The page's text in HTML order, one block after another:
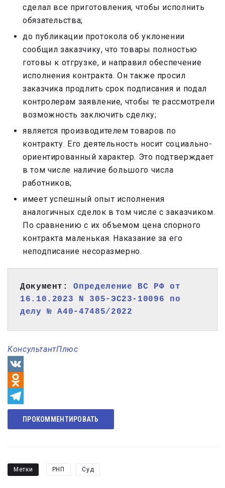
сделал все приготовления, чтобы исполнить
обязательства;
до публикации протокола об уклонении
сообщил заказчику, что товары полностью
готовы к отгрузке, и направил обеспечение
исполнения контракта. Он также просил
заказчика продлить срок подписания и подал
контролерам заявление, чтобы те рассмотрели
возможность заключить сделку;
является производителем товаров по
контракту. Его деятельность носит социально-
ориентированный характер. Это подтверждает
в том числе наличие большого числа
работников;
имеет успешный опыт исполнения
аналогичных сделок в том числе с заказчиком.
По сравнению с их объемом цена спорного
контракта маленькая. Наказание за его
неподписание несоразмерно.
Документ: Определение ВС РФ от
16.10.2023 N 305-ЭС23-10096 по
делу № А40-47485/2022
КонсультантПлюс
VK
Odnoklassniki
Telegram
ПРОКОММЕНТИРОВАТЬ
Метки РНП Суд